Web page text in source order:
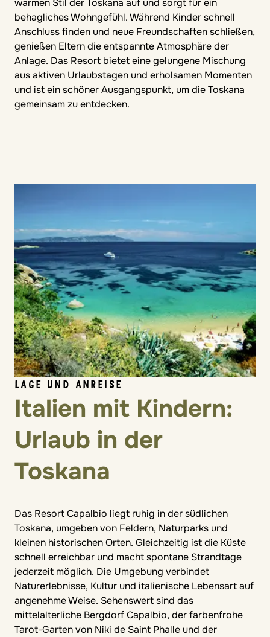
warmen Stil der Toskana auf und sorgt für ein
behagliches Wohngefühl. Während Kinder schnell
Anschluss finden und neue Freundschaften schließen,
genießen Eltern die entspannte Atmosphäre der
Anlage. Das Resort bietet eine gelungene Mischung
aus aktiven Urlaubstagen und erholsamen Momenten
und ist ein schöner Ausgangspunkt, um die Toskana
gemeinsam zu entdecken.
LAGE UND ANREISE
Italien mit Kindern:
Urlaub in der
Toskana
Das Resort Capalbio liegt ruhig in der südlichen
Toskana, umgeben von Feldern, Naturparks und
kleinen historischen Orten. Gleichzeitig ist die Küste
schnell erreichbar und macht spontane Strandtage
jederzeit möglich. Die Umgebung verbindet
Naturerlebnisse, Kultur und italienische Lebensart auf
angenehme Weise. Sehenswert sind das
mittelalterliche Bergdorf Capalbio, der farbenfrohe
Tarot-Garten von Niki de Saint Phalle und der